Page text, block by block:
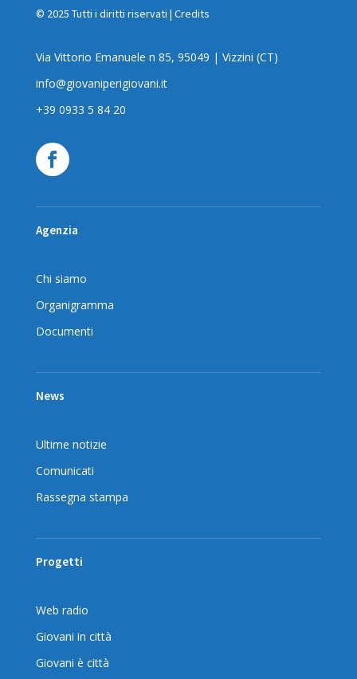
© 2025 Tutti i diritti riservati | Credits
Via Vittorio Emanuele n 85, 95049 | Vizzini (CT)
info@giovaniperigiovani.it
+39 0933 5 84 20
Agenzia
Chi siamo
Organigramma
Documenti
News
Ultime notizie
Comunicati
Rassegna stampa
Progetti
Web radio
Giovani in città
Giovani è città